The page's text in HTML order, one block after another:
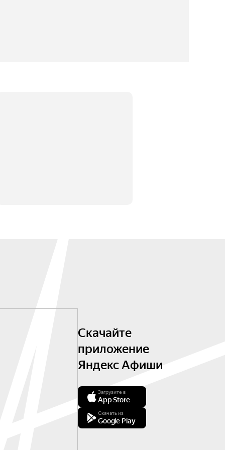
Скачайте
приложение
Яндекс Афиши
Загрузите в
App Store
Скачать из
Google Play